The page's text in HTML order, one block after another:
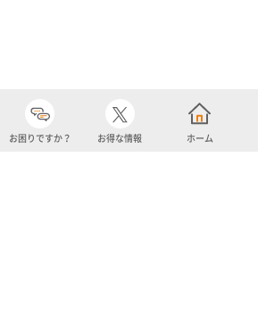
お困りですか？ お得な情報 ホーム